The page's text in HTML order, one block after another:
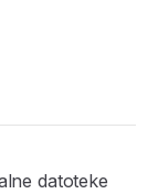
datoteke